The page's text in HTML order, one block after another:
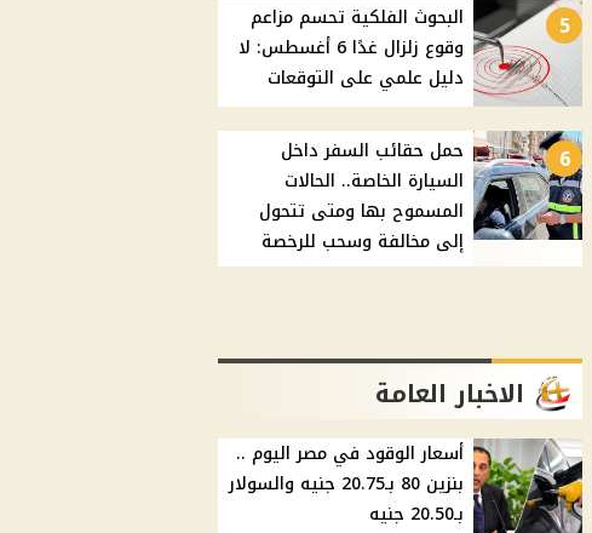
5
البحوث الفلكية تحسم مزاعم
وقوع زلزال غدًا 6 أغسطس: لا
دليل علمي على التوقعات
6
حمل حقائب السفر داخل
السيارة الخاصة.. الحالات
المسموح بها ومتى تتحول
إلى مخالفة وسحب للرخصة
الاخبار العامة
أسعار الوقود في مصر اليوم ..
بنزين 80 بـ20.75 جنيه والسولار
بـ20.50 جنيه